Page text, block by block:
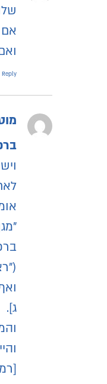
Reply
ג].